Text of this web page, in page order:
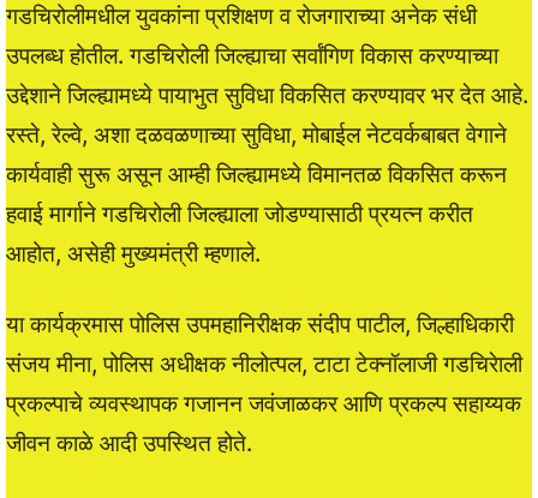
गडचिरोलीमधील युवकांना प्रशिक्षण व रोजगाराच्या अनेक संधी
उपलब्ध होतील. गडचिरोली जिल्ह्याचा सर्वांगिण विकास करण्याच्या
उद्देशाने जिल्ह्यामध्ये पायाभुत सुविधा विकसित करण्यावर भर देत आहे.
रस्ते, रेल्वे, अशा दळवळणाच्या सुविधा, मोबाईल नेटवर्कबाबत वेगाने
कार्यवाही सुरू असून आम्ही जिल्ह्यामध्ये विमानतळ विकसित करून
हवाई मार्गाने गडचिरोली जिल्ह्याला जोडण्यासाठी प्रयत्न करीत
आहोत, असेही मुख्यमंत्री म्हणाले.
या कार्यक्रमास पोलिस उपमहानिरीक्षक संदीप पाटील, जिल्हाधिकारी
संजय मीना, पोलिस अधीक्षक नीलोत्पल, टाटा टेक्नॉलाजी गडचिरेाली
प्रकल्पाचे व्यवस्थापक गजानन जवंजाळकर आणि प्रकल्प सहाय्यक
जीवन काळे आदी उपस्थित होते.